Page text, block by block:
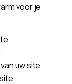
voor je
uw site